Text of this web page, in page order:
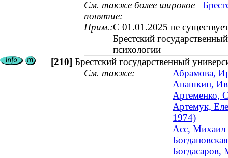
См. также более широкое
понятие:
Прим.:С 01.01.2025 не
Брестский
психологии
[210] Брестский государственный
См. также:
Абрамова,
Анашкин,
Артеменко,
Артемук,
1974)
Асс, Михаил
Богдасаров,